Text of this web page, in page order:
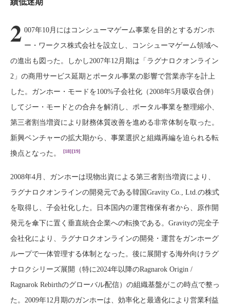
2 007年10月にはコンシューマゲーム事業を目的とするガンホ
ー・ワークス株式会社を設立し、コンシューマゲーム領域へ
の進出も図った。しかし2007年12月期は「ラグナロクオンライン
2」の商用サービス延期とポータル事業の影響で営業赤字を計上
した。ガンホー・モードを100%子会社化（2008年5月吸収合併）
してジー・モードとの合弁を解消し、ポータル事業を整理縮小、
第三者割当増資により財務体質改善を進める非常体制を取った。
新興ベンチャーの拡大期から、事業選択と組織再編を迫られる転
換点となった。
[18][19]
2008年4月、ガンホーは現物出資による第三者割当増資により、
ラグナロクオンラインの開発元である韓国Gravity Co., Ltd.の株式
を取得し、子会社化した。日本国内の運営権保有者から、原作開
発元を傘下に置く垂直統合企業への転換である。Gravityの完全子
会社化により、ラグナロクオンラインの開発・運営をガンホーグ
ループで一体管理する体制となった。後に展開する海外向けラグ
ナロクシリーズ展開（特に2024年以降のRagnarok Origin /
Ragnarok Rebirthのグローバル配信）の組織基盤がこの時点で整っ
た。2009年12月期のガンホーは、効率化と最適化により営業利益